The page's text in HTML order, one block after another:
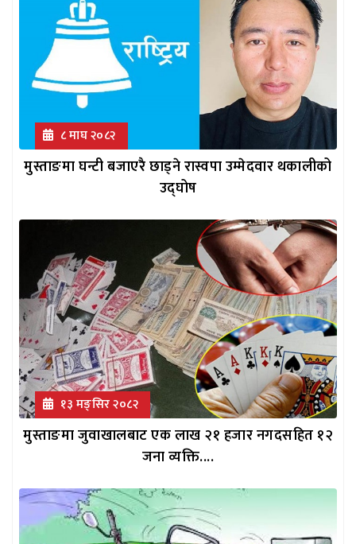
८ माघ २०८२
मुस्ताङमा घन्टी बजाएरै छाड्ने रास्वपा उम्मेदवार थकालीको
उद्घोष
१३ मङ्सिर २०८२
मुस्ताङमा जुवाखालबाट एक लाख २१ हजार नगदसहित १२
जना व्यक्ति....